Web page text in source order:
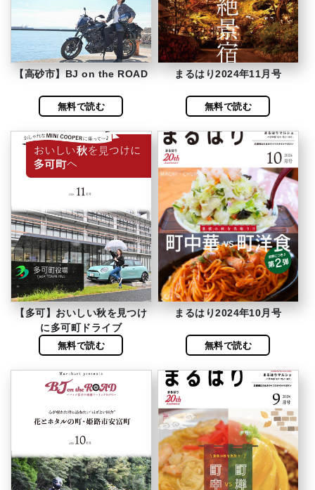
【高砂市】BJ on the ROAD
無料で読む
まるはり2024年11月号
無料で読む
【多可】おいしい秋を見つけ
に多可町ドライブ
無料で読む
まるはり2024年10月号
無料で読む